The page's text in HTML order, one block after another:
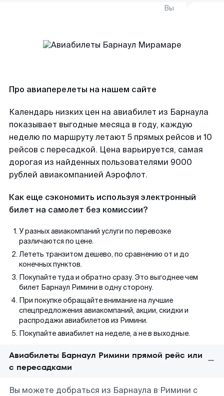
Вы
Про авиаперелеты на нашем сайте
Календарь низких цен на авиабилет из Барнаула
показывает выгодные месяца в году, каждую
неделю по маршруту летают 5 прямых рейсов и 10
рейсов с пересадкой. Цена варьируется, самая
дорогая из найденных пользователями 9000
рублей авиакомпанией Аэрофлот.
Как еще сэкономить используя электронный
билет на самолет без комиссии?
У разных авиакомпаний услуги по перевозке
различаются по цене.
Лететь транзитом дешево, по сравнению от и до
конечных пунктов.
Покупайте туда и обратно сразу. Это выгоднее чем
билет Барнаул Римини в одну сторону.
При покупке обращайте внимание на лучшие
спецпредложения авиакомпаний, акции, скидки и
распродажи авиабилетов из Римини.
Покупайте авиабилет на неделе, а не в выходные.
Авиабилеты Барнаул Римини прямой рейс или
с пересадками
Вы можете добраться из Барнаула в Римини с